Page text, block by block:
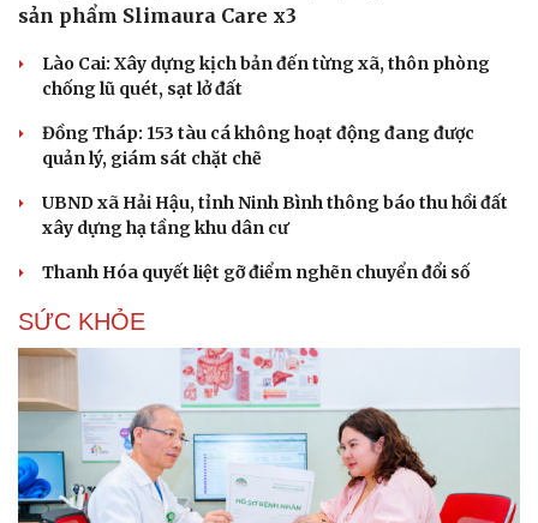
sản phẩm Slimaura Care x3
Lào Cai: Xây dựng kịch bản đến từng xã, thôn phòng
chống lũ quét, sạt lở đất
Đồng Tháp: 153 tàu cá không hoạt động đang được
quản lý, giám sát chặt chẽ
UBND xã Hải Hậu, tỉnh Ninh Bình thông báo thu hồi đất
xây dựng hạ tầng khu dân cư
Thanh Hóa quyết liệt gỡ điểm nghẽn chuyển đổi số
SỨC KHỎE